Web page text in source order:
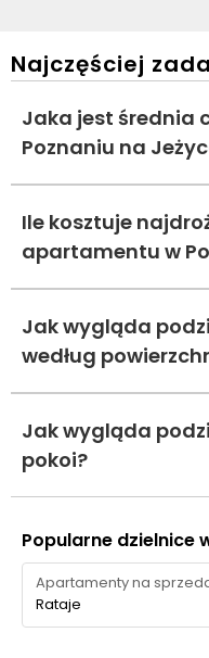
Najczęściej
Jaka jest średnia
Poznaniu na
Ile kosztuje
apartamentu w
Jak wygląda
według
Jak wygląda
pokoi?
Popularne dzielnice
Apartamenty na
Rataje